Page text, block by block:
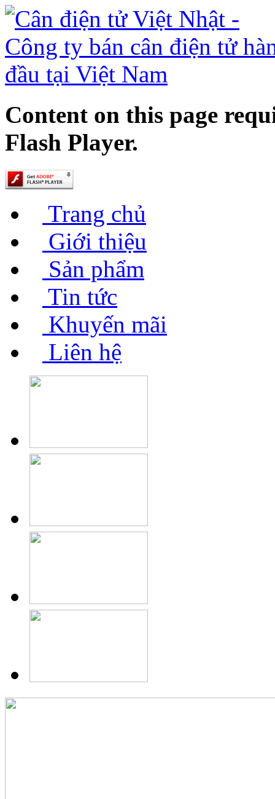
Content on this page
Flash Player.
Trang chủ
Giới thiệu
Sản phẩm
Tin tức
Khuyến mãi
Liên hệ